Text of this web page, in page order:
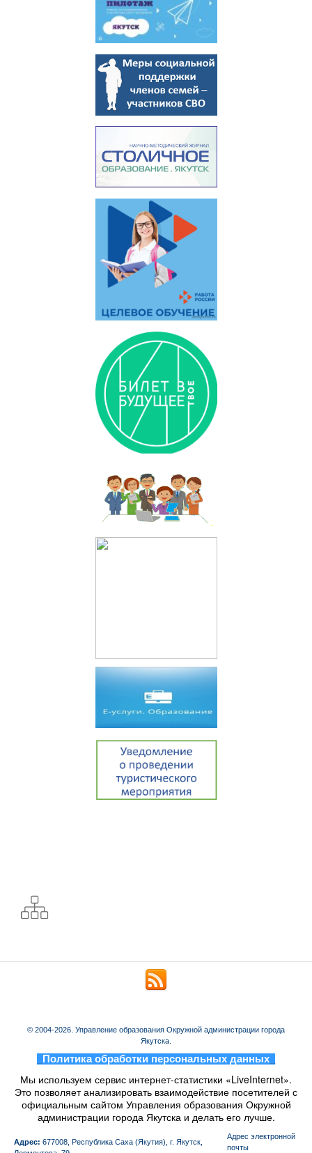
© 2004-2026. Управление образования Окружной администрации города
Якутска.
Политика обработки персональных данных
Мы используем сервис интернет-статистики «LiveInternet».
Это позволяет анализировать взаимодействие посетителей с
официальным сайтом Управления образования Окружной
администрации города Якутска и делать его лучше.
Адрес: 677008, Республика Саха (Якутия), г. Якутск,
Aдрес электронной
почты